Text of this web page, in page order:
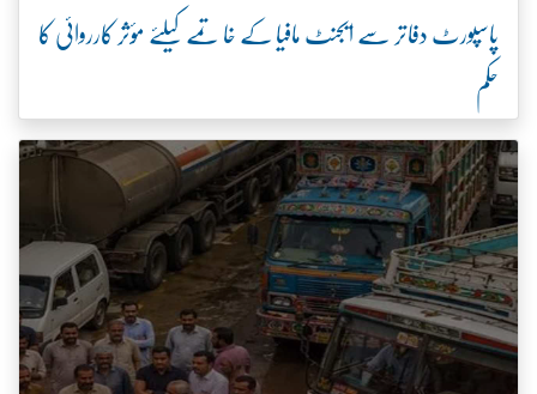
پاسپورٹ دفاتر سے ایجنٹ مافیا کے خاتمے کیلئے مؤثر کارروائی کا
حکم